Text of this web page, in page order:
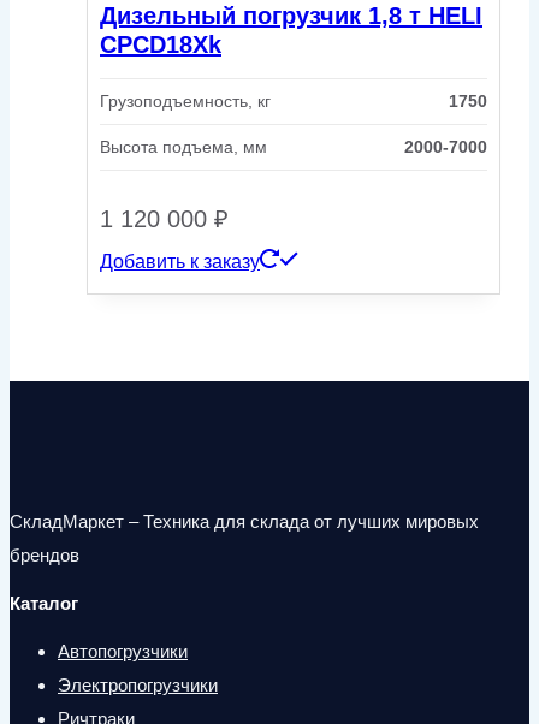
Дизельный погрузчик 1,8 т HELI
CPСD18Xk
Грузоподъемность, кг 1750
Высота подъема, мм 2000-7000
1 120 000 ₽
Добавить к заказу
СкладМаркет – Техника для склада от лучших мировых
брендов
Каталог
Автопогрузчики
Электропогрузчики
Ричтраки